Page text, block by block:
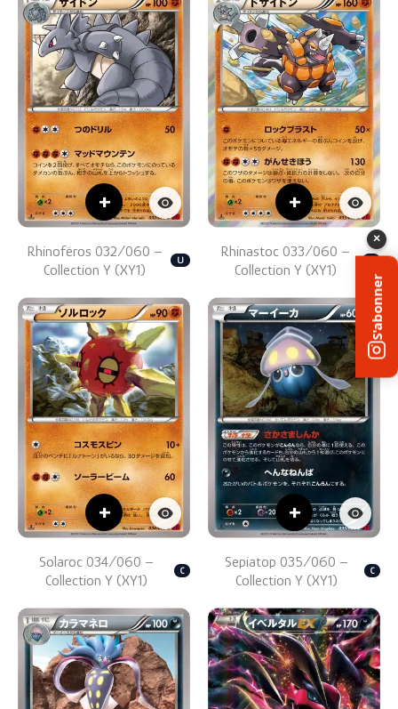
+
Rhinoféros 032/060 –
Collection Y (XY1)
U
+
Rhinastoc 033/060 –
Collection Y (XY1)
R
+
Solaroc 034/060 –
Collection Y (XY1)
C
+
Sepiatop 035/060 –
Collection Y (XY1)
C
×
S'abonner